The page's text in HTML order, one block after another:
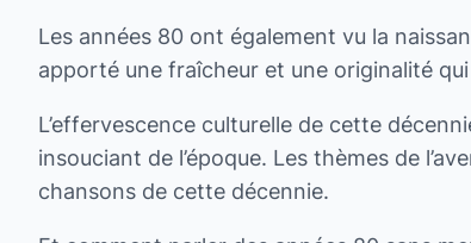
Les années 80 ont également vu la
apporté une fraîcheur et une originalité
L’effervescence culturelle de cette
insouciant de l’époque. Les thèmes de
chansons de cette décennie.